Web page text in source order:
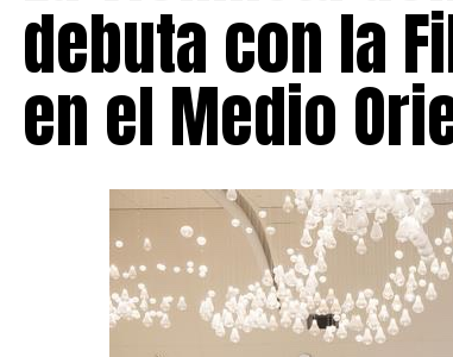
debuta con la
en el Medio